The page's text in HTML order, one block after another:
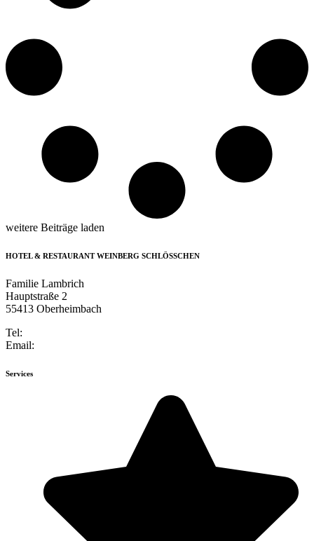
weitere Beiträge laden
HOTEL & RESTAURANT WEINBERG SCHLÖSSCHEN
Familie Lambrich
Hauptstraße 2
55413 Oberheimbach
Tel:
Email:
Services